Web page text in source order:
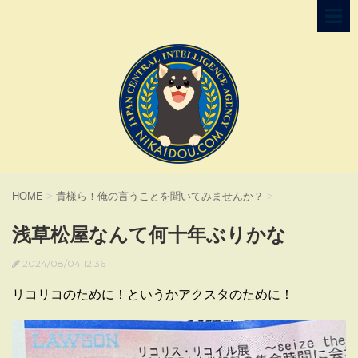
HOME > 貴様ら！俺の言うことを聞いてみませんか？ >
浅草松屋なんて何十年ぶりかな
2024/08/04 12:36
リコリコのために！というかアクスタのために！